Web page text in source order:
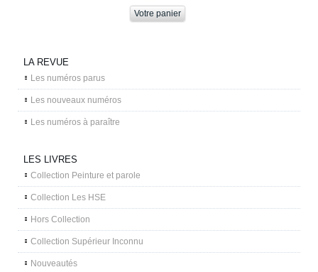
LA REVUE
Les numéros parus
Les nouveaux numéros
Les numéros à paraître
LES LIVRES
Collection Peinture et parole
Collection Les HSE
Hors Collection
Collection Supérieur Inconnu
Nouveautés